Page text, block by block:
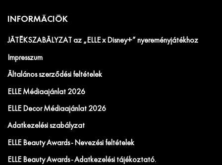
INFORMÁCIÓK
JÁTÉKSZABÁLYZAT az „ELLE x Disney+” nyereményjátékhoz
Impresszum
Általános szerződési feltételek
ELLE Médiaajánlat 2026
ELLE Decor Médiaajánlat 2026
Adatkezelési szabályzat
ELLE Beauty Awards - Nevezési feltételek
ELLE Beauty Awards - Adatkezelési tájékoztató.